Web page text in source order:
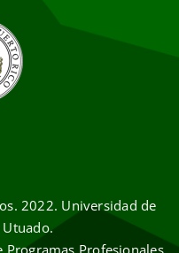
2022. Universidad de
Utuado.
Programas Profesionales